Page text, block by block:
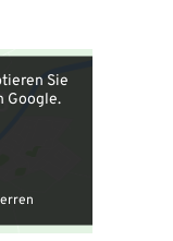
Sie
Google.